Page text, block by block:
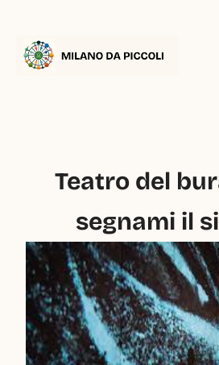
Teatro del
segnami il